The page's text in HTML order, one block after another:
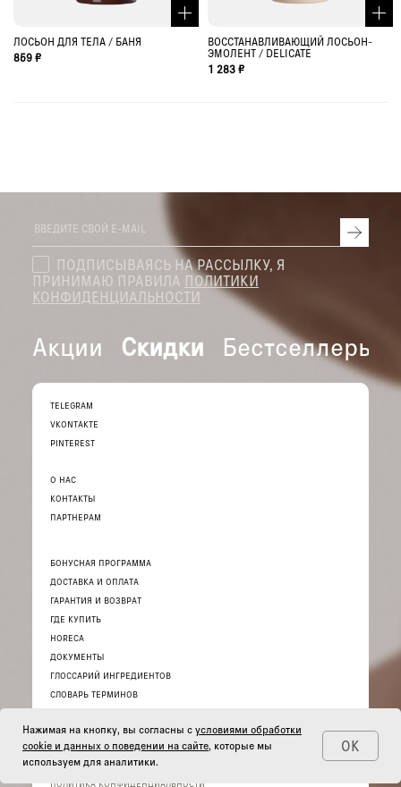
ЛОСЬОН ДЛЯ ТЕЛА / БАНЯ
859 ₽
ВОССТАНАВЛИВАЮЩИЙ ЛОСЬОН-
ЭМОЛЕНТ / DELICATE
1 283 ₽
ПОДПИСЫВАЯСЬ НА РАССЫЛКУ, Я
ПРИНИМАЮ ПРАВИЛА ПОЛИТИКИ
КОНФИДЕНЦИАЛЬНОСТИ
Акции Скидки Бестселлеры
TELEGRAM
VKONTAKTE
PINTEREST
О НАС
КОНТАКТЫ
ПАРТНЕРАМ
БОНУСНАЯ ПРОГРАММА
ДОСТАВКА И ОПЛАТА
ГАРАНТИЯ И ВОЗВРАТ
ГДЕ КУПИТЬ
HORECA
ДОКУМЕНТЫ
ГЛОССАРИЙ ИНГРЕДИЕНТОВ
СЛОВАРЬ ТЕРМИНОВ
© 2026 ИНТЕРНЕТ-МАГАЗИН «THE ACT»
ПОЛИТИКА КОНФИДЕНЦИАЛЬНОСТИ
Нажимая на кнопку, вы согласны с условиями обработки
cookie и данных о поведении на сайте, которые мы
используем для аналитики.
ОК